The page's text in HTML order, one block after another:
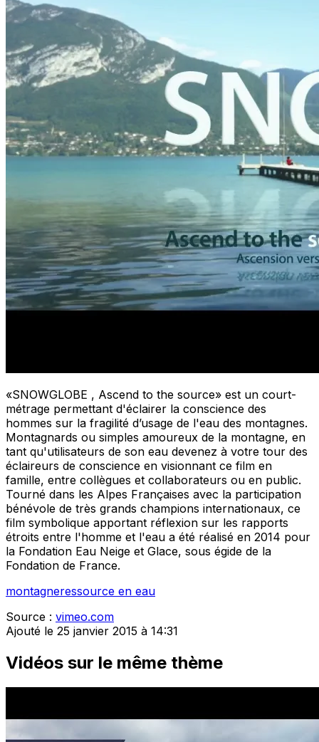
«SNOWGLOBE , Ascend to the source» est un court-
métrage permettant d'éclairer la conscience des
hommes sur la fragilité d’usage de l'eau des montagnes.
Montagnards ou simples amoureux de la montagne, en
tant qu'utilisateurs de son eau devenez à votre tour des
éclaireurs de conscience en visionnant ce film en
famille, entre collègues et collaborateurs ou en public.
Tourné dans les Alpes Françaises avec la participation
bénévole de très grands champions internationaux, ce
film symbolique apportant réflexion sur les rapports
étroits entre l'homme et l'eau a été réalisé en 2014 pour
la Fondation Eau Neige et Glace, sous égide de la
Fondation de France.
montagneressource en eau
Source : vimeo.com
Ajouté le 25 janvier 2015 à 14:31
Vidéos sur le même thème